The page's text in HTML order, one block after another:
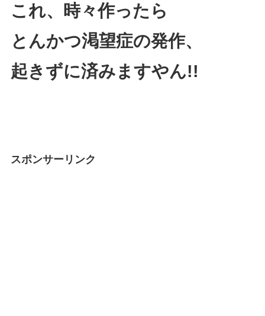
これ、時々作ったら
とんかつ渇望症の発作、
起きずに済みますやん!!
スポンサーリンク